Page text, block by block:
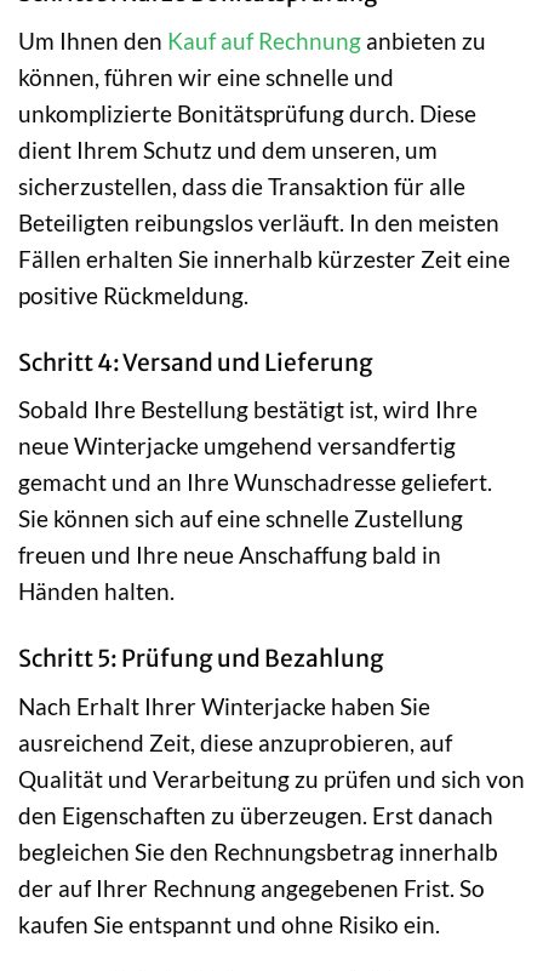
Um Ihnen den Kauf auf Rechnung anbieten zu
können, führen wir eine schnelle und
unkomplizierte Bonitätsprüfung durch. Diese
dient Ihrem Schutz und dem unseren, um
sicherzustellen, dass die Transaktion für alle
Beteiligten reibungslos verläuft. In den meisten
Fällen erhalten Sie innerhalb kürzester Zeit eine
positive Rückmeldung.
Schritt 4: Versand und Lieferung
Sobald Ihre Bestellung bestätigt ist, wird Ihre
neue Winterjacke umgehend versandfertig
gemacht und an Ihre Wunschadresse geliefert.
Sie können sich auf eine schnelle Zustellung
freuen und Ihre neue Anschaffung bald in
Händen halten.
Schritt 5: Prüfung und Bezahlung
Nach Erhalt Ihrer Winterjacke haben Sie
ausreichend Zeit, diese anzuprobieren, auf
Qualität und Verarbeitung zu prüfen und sich von
den Eigenschaften zu überzeugen. Erst danach
begleichen Sie den Rechnungsbetrag innerhalb
der auf Ihrer Rechnung angegebenen Frist. So
kaufen Sie entspannt und ohne Risiko ein.